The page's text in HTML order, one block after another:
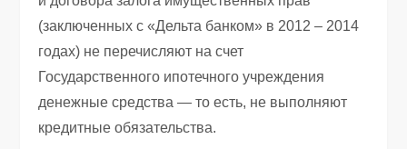
(заключенных с «Дельта банком» в 2012 – 2014
годах) не перечисляют на счет
Государственного ипотечного учреждения
денежные средства — то есть, не выполняют
кредитные обязательства.